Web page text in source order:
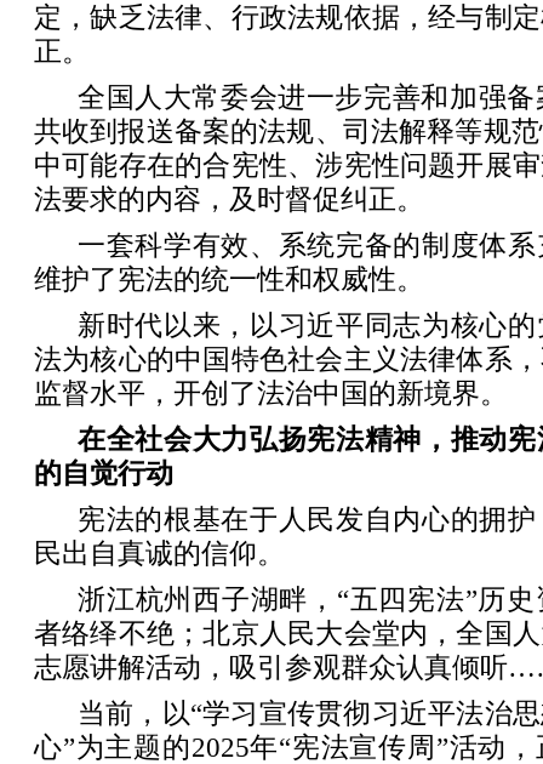
定，缺乏法律、行政法规依据，经与制
正。
全国人大常委会进一步完善和加强
共收到报送备案的法规、司法解释等规
中可能存在的合宪性、涉宪性问题开展
法要求的内容，及时督促纠正。
一套科学有效、系统完备的制度体
维护了宪法的统一性和权威性。
新时代以来，以习近平同志为核心
法为核心的中国特色社会主义法律体系
监督水平，开创了法治中国的新境界。
在全社会大力弘扬宪法精神，推动
的自觉行动
宪法的根基在于人民发自内心的拥
民出自真诚的信仰。
浙江杭州西子湖畔，“五四宪法”历
者络绎不绝；北京人民大会堂内，全国
志愿讲解活动，吸引参观群众认真倾听
当前，以“学习宣传贯彻习近平法治
心”为主题的2025年“宪法宣传周”活动